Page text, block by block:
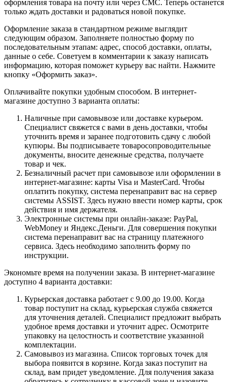
оформления товара на почту или через СМС. Теперь останется
только ждать доставки и радоваться новой покупке.
Оформление заказа в стандартном режиме выглядит
следующим образом. Заполняете полностью форму по
последовательным этапам: адрес, способ доставки, оплаты,
данные о себе. Советуем в комментарии к заказу написать
информацию, которая поможет курьеру вас найти. Нажмите
кнопку «Оформить заказ».
Оплачивайте покупки удобным способом. В интернет-
магазине доступно 3 варианта оплаты:
Наличные при самовывозе или доставке курьером.
Специалист свяжется с вами в день доставки, чтобы
уточнить время и заранее подготовить сдачу с любой
купюры. Вы подписываете товаросопроводительные
документы, вносите денежные средства, получаете
товар и чек.
Безналичный расчет при самовывозе или оформлении в
интернет-магазине: карты Visa и MasterCard. Чтобы
оплатить покупку, система перенаправит вас на сервер
системы ASSIST. Здесь нужно ввести номер карты, срок
действия и имя держателя.
Электронные системы при онлайн-заказе: PayPal,
WebMoney и Яндекс.Деньги. Для совершения покупки
система перенаправит вас на страницу платежного
сервиса. Здесь необходимо заполнить форму по
инструкции.
Экономьте время на получении заказа. В интернет-магазине
доступно 4 варианта доставки:
Курьерская доставка работает с 9.00 до 19.00. Когда
товар поступит на склад, курьерская служба свяжется
для уточнения деталей. Специалист предложит выбрать
удобное время доставки и уточнит адрес. Осмотрите
упаковку на целостность и соответствие указанной
комплектации.
Самовывоз из магазина. Список торговых точек для
выбора появится в корзине. Когда заказ поступит на
склад, вам придет уведомление. Для получения заказа